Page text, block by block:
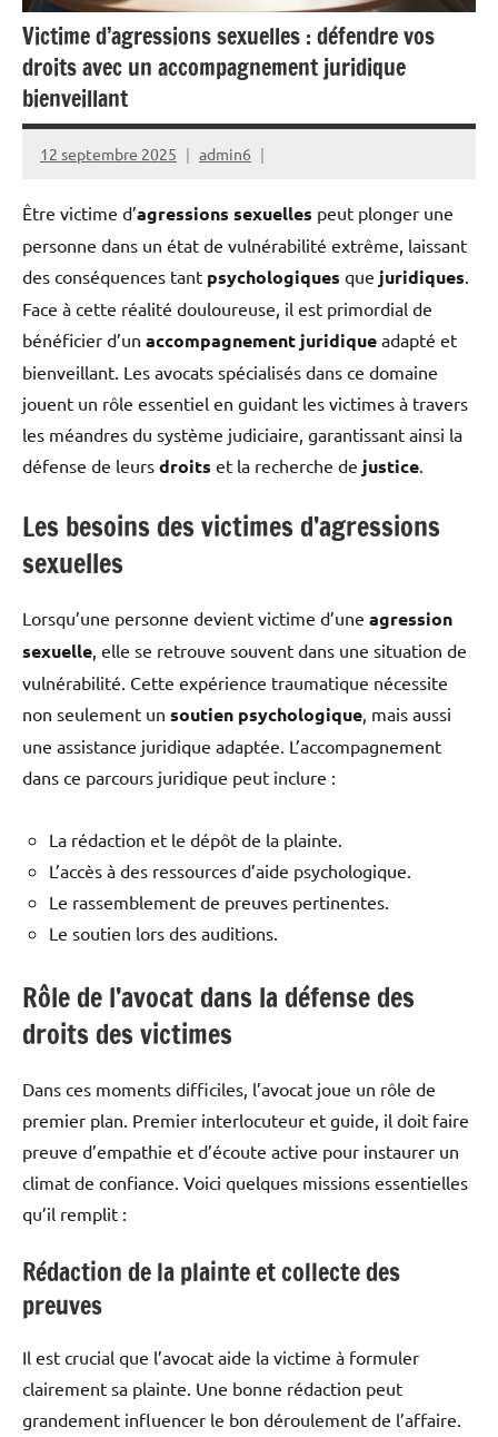
Victime d’agressions sexuelles : défendre vos
droits avec un accompagnement juridique
bienveillant
12 septembre 2025 admin6
Être victime d’agressions sexuelles peut plonger une
personne dans un état de vulnérabilité extrême, laissant
des conséquences tant psychologiques que juridiques.
Face à cette réalité douloureuse, il est primordial de
bénéficier d’un accompagnement juridique adapté et
bienveillant. Les avocats spécialisés dans ce domaine
jouent un rôle essentiel en guidant les victimes à travers
les méandres du système judiciaire, garantissant ainsi la
défense de leurs droits et la recherche de justice.
Les besoins des victimes d’agressions
sexuelles
Lorsqu’une personne devient victime d’une agression
sexuelle, elle se retrouve souvent dans une situation de
vulnérabilité. Cette expérience traumatique nécessite
non seulement un soutien psychologique, mais aussi
une assistance juridique adaptée. L’accompagnement
dans ce parcours juridique peut inclure :
La rédaction et le dépôt de la plainte.
L’accès à des ressources d’aide psychologique.
Le rassemblement de preuves pertinentes.
Le soutien lors des auditions.
Rôle de l’avocat dans la défense des
droits des victimes
Dans ces moments difficiles, l’avocat joue un rôle de
premier plan. Premier interlocuteur et guide, il doit faire
preuve d’empathie et d’écoute active pour instaurer un
climat de confiance. Voici quelques missions essentielles
qu’il remplit :
Rédaction de la plainte et collecte des
preuves
Il est crucial que l’avocat aide la victime à formuler
clairement sa plainte. Une bonne rédaction peut
grandement influencer le bon déroulement de l’affaire.